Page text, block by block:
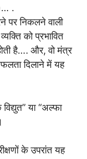
.
पर निकलने वाली
को प्रभावित
है…. और, वो मंत्र
दिलाने में यह
या “अल्फा
के उपरांत यह